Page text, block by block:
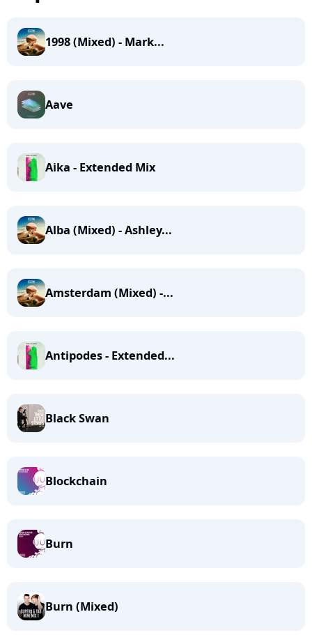
1998 (Mixed) - Mark...
Aave
Aika - Extended Mix
Alba (Mixed) - Ashley...
Amsterdam (Mixed) -...
Antipodes - Extended...
Black Swan
Blockchain
Burn
Burn (Mixed)